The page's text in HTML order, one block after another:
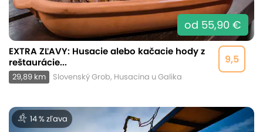
od 55,90 €
9,5
EXTRA ZĽAVY: Husacie alebo kačacie hody z
reštaurácie...
29,89 km Slovenský Grob, Husacina u Galika
14 % zľava